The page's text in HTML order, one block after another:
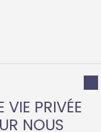
VIE PRIVÉE
NOUS